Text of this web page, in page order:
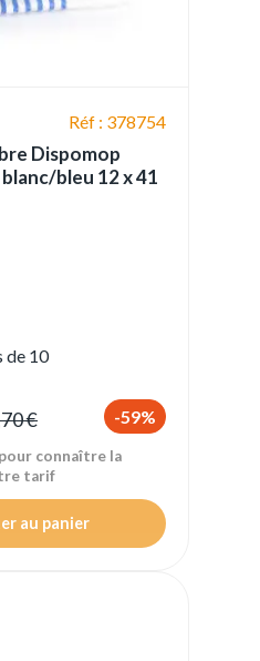
Réf : 378754
Dispomop
bleu 12 x 41
de 10
€ -59%
pour connaître la
tarif
au panier